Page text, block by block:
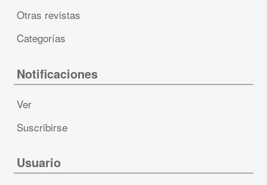
Otras revistas
Categorías
Notificaciones
Ver
Suscribirse
Usuario